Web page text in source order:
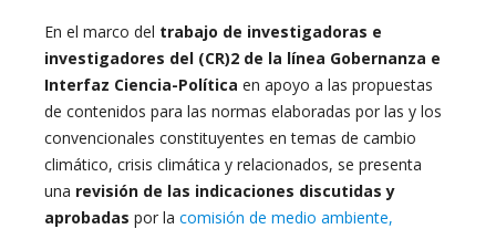
En el marco del trabajo de investigadoras e
investigadores del (CR)2 de la línea Gobernanza e
Interfaz Ciencia-Política en apoyo a las propuestas
de contenidos para las normas elaboradas por las y los
convencionales constituyentes en temas de cambio
climático, crisis climática y relacionados, se presenta
una revisión de las indicaciones discutidas y
aprobadas por la comisión de medio ambiente,